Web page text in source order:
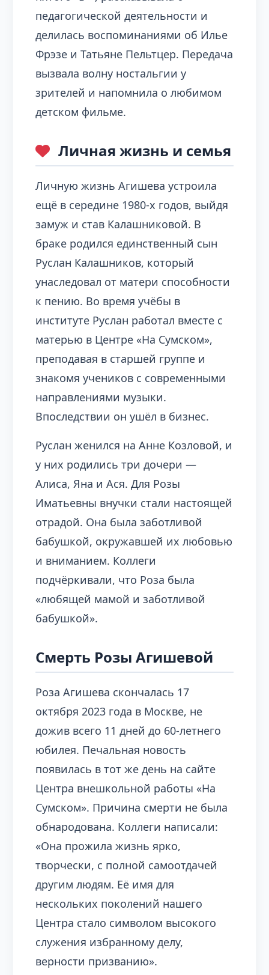
педагогической деятельности и
делилась воспоминаниями об Илье
Фрэзе и Татьяне Пельтцер. Передача
вызвала волну ностальгии у
зрителей и напомнила о любимом
детском фильме.
Личная жизнь и семья
Личную жизнь Агишева устроила
ещё в середине 1980-х годов, выйдя
замуж и став Калашниковой. В
браке родился единственный сын
Руслан Калашников, который
унаследовал от матери способности
к пению. Во время учёбы в
институте Руслан работал вместе с
матерью в Центре «На Сумском»,
преподавая в старшей группе и
знакомя учеников с современными
направлениями музыки.
Впоследствии он ушёл в бизнес.
Руслан женился на Анне Козловой, и
у них родились три дочери —
Алиса, Яна и Ася. Для Розы
Иматьевны внучки стали настоящей
отрадой. Она была заботливой
бабушкой, окружавшей их любовью
и вниманием. Коллеги
подчёркивали, что Роза была
«любящей мамой и заботливой
бабушкой».
Смерть Розы Агишевой
Роза Агишева скончалась 17
октября 2023 года в Москве, не
дожив всего 11 дней до 60-летнего
юбилея. Печальная новость
появилась в тот же день на сайте
Центра внешкольной работы «На
Сумском». Причина смерти не была
обнародована. Коллеги написали:
«Она прожила жизнь ярко,
творчески, с полной самоотдачей
другим людям. Её имя для
нескольких поколений нашего
Центра стало символом высокого
служения избранному делу,
верности призванию».